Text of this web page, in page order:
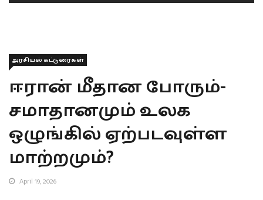
அரசியல் கட்டுரைகள்
ஈரான் மீதான போரும்-
சமாதானமும் உலக
ஒழுங்கில் ஏற்படவுள்ள
மாற்றமும்?
April 19, 2026